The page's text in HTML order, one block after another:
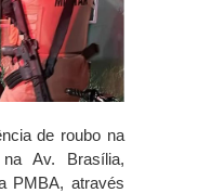
de roubo na
na Av. Brasília,
PMBA, através